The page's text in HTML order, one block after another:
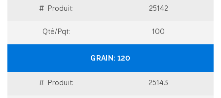
25142
100
120
25143